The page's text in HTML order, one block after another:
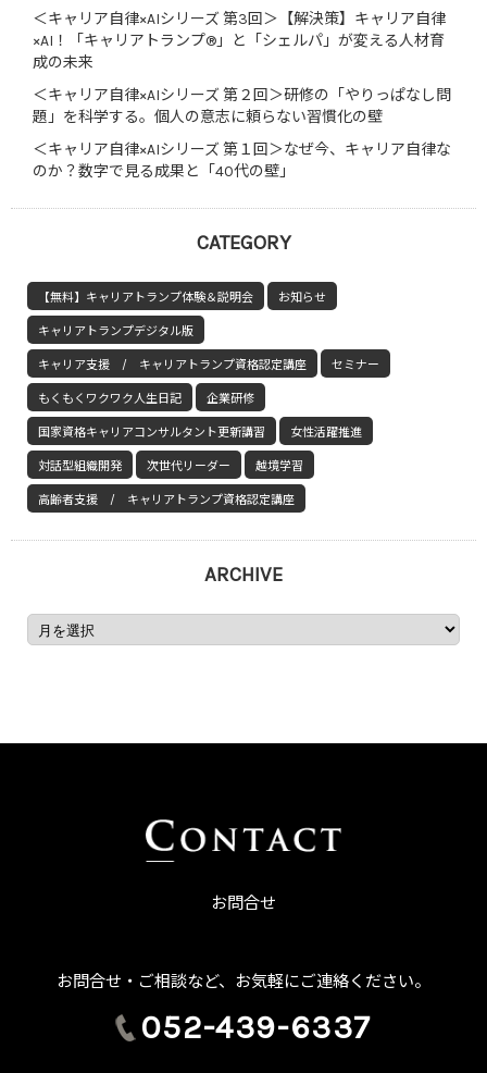
＜キャリア自律×AIシリーズ 第3回＞【解決策】キャリア自律
×AI！「キャリアトランプ®」と「シェルパ」が変える人材育
成の未来
＜キャリア自律×AIシリーズ 第２回＞研修の「やりっぱなし問
題」を科学する。個人の意志に頼らない習慣化の壁
＜キャリア自律×AIシリーズ 第１回＞なぜ今、キャリア自律な
のか？数字で見る成果と「40代の壁」
CATEGORY
【無料】キャリアトランプ体験＆説明会 お知らせ
キャリアトランプデジタル版
キャリア支援 / キャリアトランプ資格認定講座 セミナー
もくもくワクワク人生日記 企業研修
国家資格キャリアコンサルタント更新講習 女性活躍推進
対話型組織開発 次世代リーダー 越境学習
高齢者支援 / キャリアトランプ資格認定講座
ARCHIVE
お問合せ
お問合せ・ご相談など、お気軽にご連絡ください。
052-439-6337